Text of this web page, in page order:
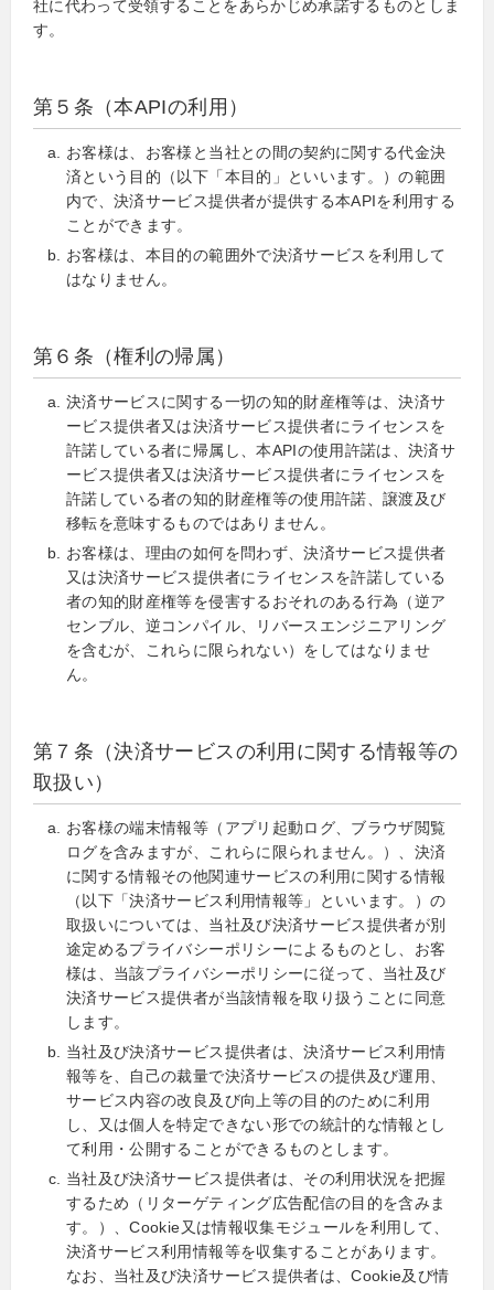
社に代わって受領することをあらかじめ承諾するものとしま
す。
第５条（本APIの利用）
お客様は、お客様と当社との間の契約に関する代金決
済という目的（以下「本目的」といいます。）の範囲
内で、決済サービス提供者が提供する本APIを利用する
ことができます。
お客様は、本目的の範囲外で決済サービスを利用して
はなりません。
第６条（権利の帰属）
決済サービスに関する一切の知的財産権等は、決済サ
ービス提供者又は決済サービス提供者にライセンスを
許諾している者に帰属し、本APIの使用許諾は、決済サ
ービス提供者又は決済サービス提供者にライセンスを
許諾している者の知的財産権等の使用許諾、譲渡及び
移転を意味するものではありません。
お客様は、理由の如何を問わず、決済サービス提供者
又は決済サービス提供者にライセンスを許諾している
者の知的財産権等を侵害するおそれのある行為（逆ア
センブル、逆コンパイル、リバースエンジニアリング
を含むが、これらに限られない）をしてはなりませ
ん。
第７条（決済サービスの利用に関する情報等の
取扱い）
お客様の端末情報等（アプリ起動ログ、ブラウザ閲覧
ログを含みますが、これらに限られません。）、決済
に関する情報その他関連サービスの利用に関する情報
（以下「決済サービス利用情報等」といいます。）の
取扱いについては、当社及び決済サービス提供者が別
途定めるプライバシーポリシーによるものとし、お客
様は、当該プライバシーポリシーに従って、当社及び
決済サービス提供者が当該情報を取り扱うことに同意
します。
当社及び決済サービス提供者は、決済サービス利用情
報等を、自己の裁量で決済サービスの提供及び運用、
サービス内容の改良及び向上等の目的のために利用
し、又は個人を特定できない形での統計的な情報とし
て利用・公開することができるものとします。
当社及び決済サービス提供者は、その利用状況を把握
するため（リターゲティング広告配信の目的を含みま
す。）、Cookie又は情報収集モジュールを利用して、
決済サービス利用情報等を収集することがあります。
なお、当社及び決済サービス提供者は、Cookie及び情